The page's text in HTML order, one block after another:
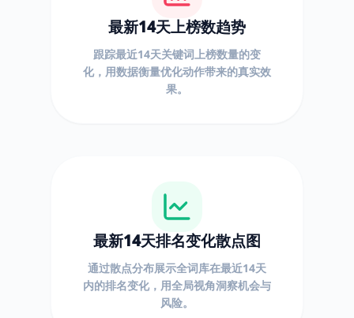
最新14天上榜数趋势
跟踪最近14天关键词上榜数量的变
化，用数据衡量优化动作带来的真实效
果。
最新14天排名变化散点图
通过散点分布展示全词库在最近14天
内的排名变化，用全局视角洞察机会与
风险。